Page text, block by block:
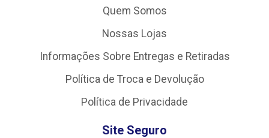
Quem Somos
Nossas Lojas
Informações Sobre Entregas e Retiradas
Política de Troca e Devolução
Política de Privacidade
Site Seguro